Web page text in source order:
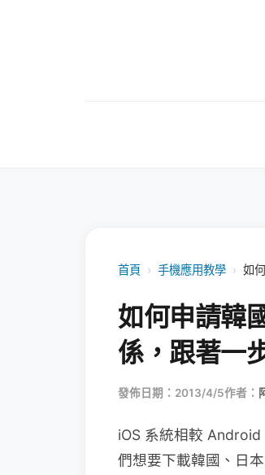
首頁 › 手機應用教學 › 如
如何申請韓
係，跟著一
發佈日期：2013/4/5作者：
iOS 系統相較
們想要下載韓國、日